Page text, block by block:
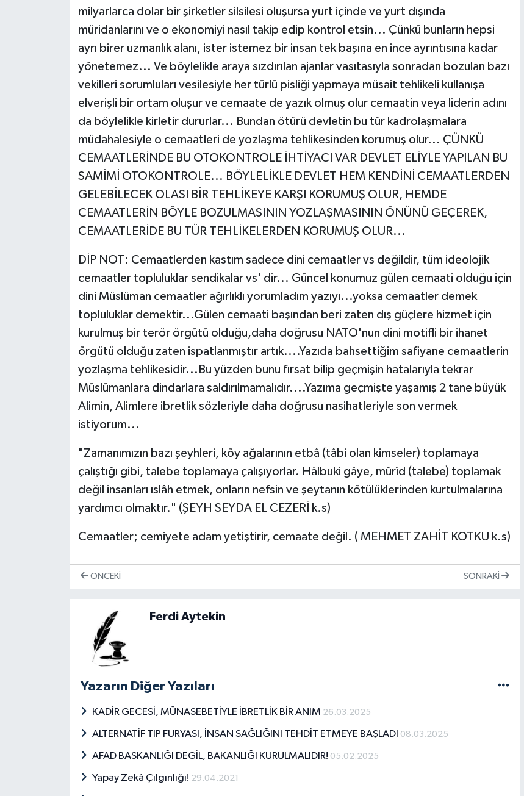
milyarlarca dolar bir şirketler silsilesi oluşursa yurt içinde ve yurt dışında
müridanlarını ve o ekonomiyi nasıl takip edip kontrol etsin... Çünkü bunların hepsi
ayrı birer uzmanlık alanı, ister istemez bir insan tek başına en ince ayrıntısına kadar
yönetemez... Ve böylelikle araya sızdırılan ajanlar vasıtasıyla sonradan bozulan bazı
vekilleri sorumluları vesilesiyle her türlü pisliği yapmaya müsait tehlikeli kullanışa
elverişli bir ortam oluşur ve cemaate de yazık olmuş olur cemaatin veya liderin adını
da böylelikle kirletir dururlar... Bundan ötürü devletin bu tür kadrolaşmalara
müdahalesiyle o cemaatleri de yozlaşma tehlikesinden korumuş olur... ÇÜNKÜ
CEMAATLERİNDE BU OTOKONTROLE İHTİYACI VAR DEVLET ELİYLE YAPILAN BU
SAMİMİ OTOKONTROLE... BÖYLELİKLE DEVLET HEM KENDİNİ CEMAATLERDEN
GELEBİLECEK OLASI BİR TEHLİKEYE KARŞI KORUMUŞ OLUR, HEMDE
CEMAATLERİN BÖYLE BOZULMASININ YOZLAŞMASININ ÖNÜNÜ GEÇEREK,
CEMAATLERİDE BU TÜR TEHLİKELERDEN KORUMUŞ OLUR...
DİP NOT: Cemaatlerden kastım sadece dini cemaatler vs değildir, tüm ideolojik
cemaatler topluluklar sendikalar vs' dir... Güncel konumuz gülen cemaati olduğu için
dini Müslüman cemaatler ağırlıklı yorumladım yazıyı...yoksa cemaatler demek
topluluklar demektir...Gülen cemaati başından beri zaten dış güçlere hizmet için
kurulmuş bir terör örgütü olduğu,daha doğrusu NATO'nun dini motifli bir ihanet
örgütü olduğu zaten ispatlanmıştır artık....Yazıda bahsettiğim safiyane cemaatlerin
yozlaşma tehlikesidir...Bu yüzden bunu fırsat bilip geçmişin hatalarıyla tekrar
Müslümanlara dindarlara saldırılmamalıdır....Yazıma geçmişte yaşamış 2 tane büyük
Alimin, Alimlere ibretlik sözleriyle daha doğrusu nasihatleriyle son vermek
istiyorum...
"Zamanımızın bazı şeyhleri, köy ağalarının etbâ (tâbi olan kimseler) toplamaya
çalıştığı gibi, talebe toplamaya çalışıyorlar. Hâlbuki gâye, mürîd (talebe) toplamak
değil insanları ıslâh etmek, onların nefsin ve şeytanın kötülüklerinden kurtulmalarına
yardımcı olmaktır." (ŞEYH SEYDA EL CEZERİ k.s)
Cemaatler; cemiyete adam yetiştirir, cemaate değil. ( MEHMET ZAHİT KOTKU k.s)
ÖNCEKI SONRAKI
Ferdi Aytekin
Yazarın Diğer Yazıları
KADİR GECESİ, MÜNASEBETİYLE İBRETLİK BİR ANIM 26.03.2025
ALTERNATİF TIP FURYASI, İNSAN SAĞLIĞINI TEHDİT ETMEYE BAŞLADI 08.03.2025
AFAD BASKANLIĞI DEGİL, BAKANLIĞI KURULMALIDIR! 05.02.2025
Yapay Zekâ Çılgınlığı! 29.04.2021